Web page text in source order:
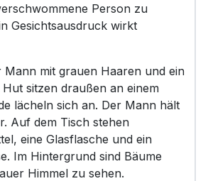
Person zu
Gesichtsausdruck wirkt
Mann mit grauen Haaren und ein
sitzen draußen an einem
lächeln sich an. Der Mann hält
Auf dem Tisch stehen
eine Glasflasche und ein
Im Hintergrund sind Bäume
Himmel zu sehen.